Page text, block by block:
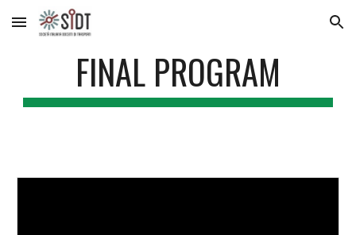
Skip to main content Skip to navigation
FINAL PROGRAM